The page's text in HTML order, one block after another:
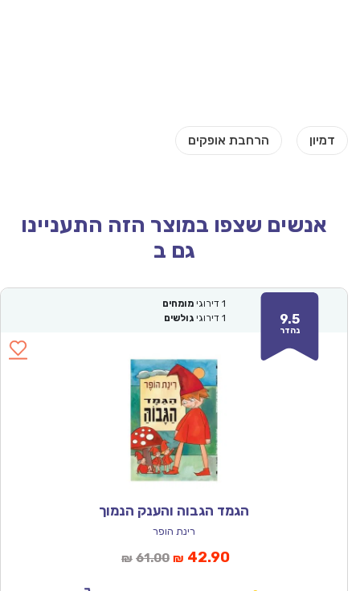
אנשים שצפו במוצר הזה התעניינו
גם ב
9.5
נהדר
1 דירוגי מומחים
1 דירוגי גולשים
הגמד הגבוה והענק הנמוך
רינת הופר
₪ 61.00המחיר
₪ 42.90המחיר